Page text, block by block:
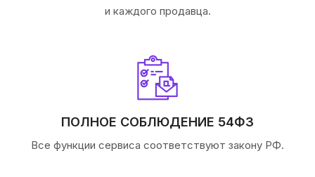
и каждого продавца.
ПОЛНОЕ СОБЛЮДЕНИЕ 54ФЗ
Все функции сервиса соответствуют закону РФ.